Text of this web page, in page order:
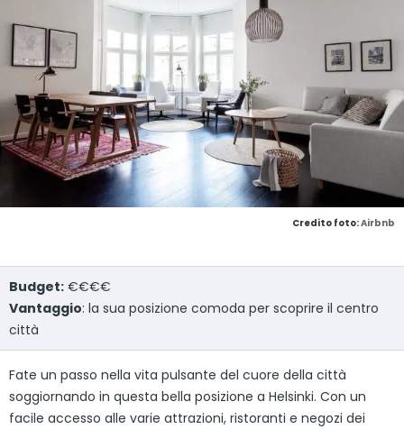
Credito foto:Airbnb
Budget: €€€€
Vantaggio: la sua posizione comoda per scoprire il centro
città
Fate un passo nella vita pulsante del cuore della città
soggiornando in questa bella posizione a Helsinki. Con un
facile accesso alle varie attrazioni, ristoranti e negozi dei